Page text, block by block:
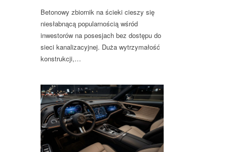
Betonowy zbiornik na ścieki cieszy się
niesłabnącą popularnością wśród
inwestorów na posesjach bez dostępu do
sieci kanalizacyjnej. Duża wytrzymałość
konstrukcji,…